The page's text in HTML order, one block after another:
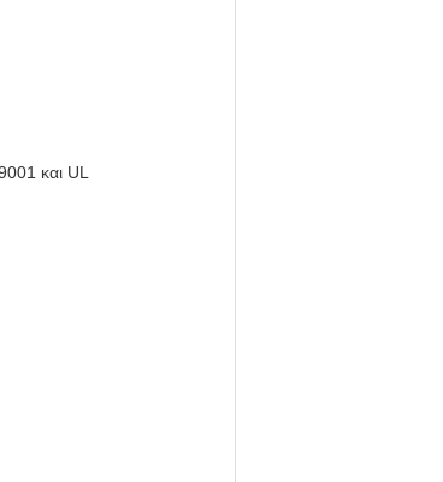
και UL